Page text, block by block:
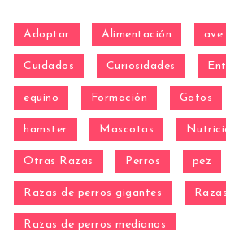
Adoptar Alimentación ave
Cuidados Curiosidades
equino Formación Gatos
hamster Mascotas
Otras Razas Perros pez
Razas de perros gigantes
Razas de perros medianos